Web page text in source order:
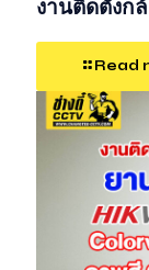
งานติดตั้งก
Read